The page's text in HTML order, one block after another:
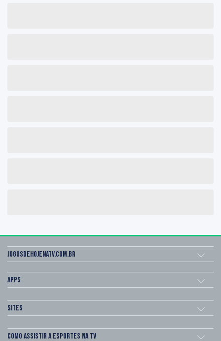
Jogosdehojenatv.com.br
Apps
Sites
Como assistir a esportes na TV